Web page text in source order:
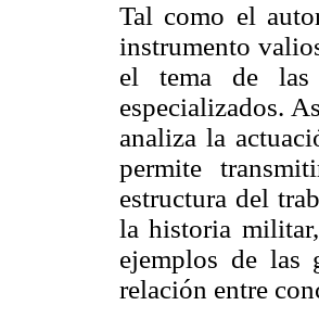
Tal como el
instrumento
el tema de las
especializados.
analiza la
permite
estructura del
la historia
ejemplos de las
relación entre